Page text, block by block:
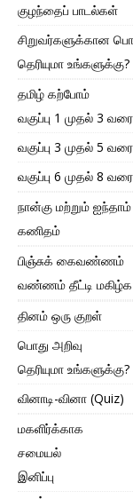
குழந்தைப் பாடல்கள்
சிறுவர்களுக்கான
தெரியுமா உங்களுக்கு?
தமிழ் கற்போம்
வகுப்பு 1 முதல் 3 வரை
வகுப்பு 3 முதல் 5 வரை
வகுப்பு 6 முதல் 8 வரை
நான்கு மற்றும்
கணிதம்
பிஞ்சுக் கைவண்ணம்
வண்ணம் தீட்டி மகிழ்க
தினம் ஒரு குறள்
பொது அறிவு
தெரியுமா உங்களுக்கு?
வினாடி-வினா (Quiz)
மகளிர்க்காக
சமையல்
இனிப்பு